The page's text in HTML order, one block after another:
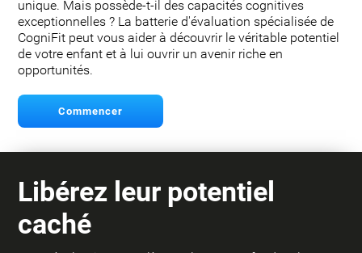
unique. Mais possède-t-il des capacités cognitives
exceptionnelles ? La batterie d'évaluation spécialisée de
CogniFit peut vous aider à découvrir le véritable potentiel
de votre enfant et à lui ouvrir un avenir riche en
opportunités.
Commencer
Libérez leur potentiel
caché